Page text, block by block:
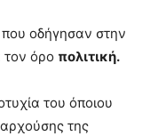
οδήγησαν στην
τον όρο πολιτική.
του όποιου
της